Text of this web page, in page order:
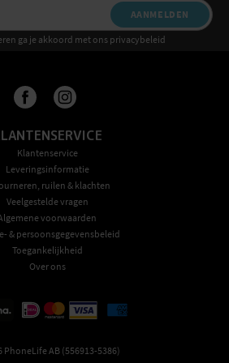
AANMELDEN
ga je akkoord met ons privacybeleid
Klantenservice
Leveringsinformatie
ruilen & klachten
Veelgestelde vragen
voorwaarden
& persoonsgegevensbeleid
Toegankelijkheid
Over ons
PhoneLife AB (556913-5386)